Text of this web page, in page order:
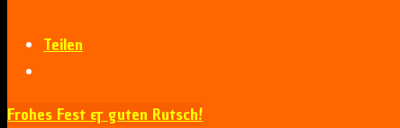
Teilen
Frohes Fest & guten Rutsch!